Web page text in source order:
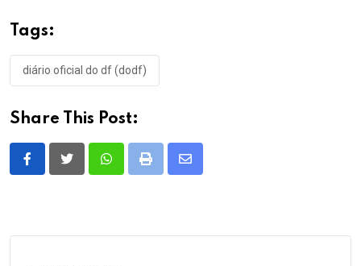
Tags:
diário oficial do df (dodf)
Share This Post:
WhatsappPrint
Share